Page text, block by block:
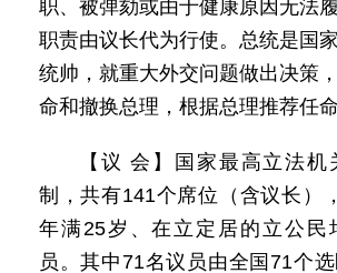
职、被弹劾或由于健康原因无法
职责由议长代为行使。总统是国
统帅，就重大外交问题做出决策
命和撤换总理，根据总理推荐任
【议 会】国家最高立法
制，共有141个席位（含议长）
年满25岁、在立定居的立公民
员。其中71名议员由全国71个选